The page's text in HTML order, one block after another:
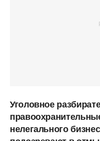
Уголовное
нелегального